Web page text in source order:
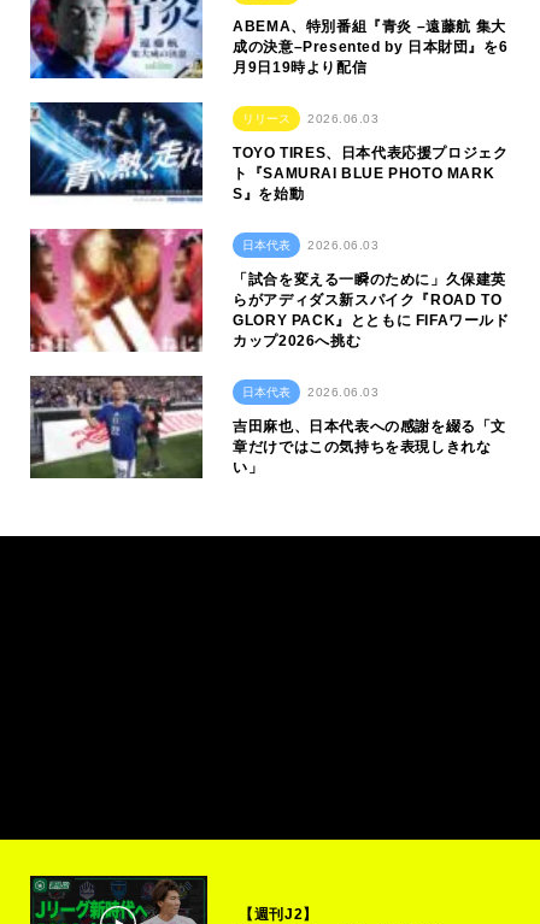
ABEMA、特別番組『青炎 –遠藤航 集大
成の決意–Presented by 日本財団』を6
月9日19時より配信
リリース 2026.06.03
TOYO TIRES、日本代表応援プロジェク
ト『SAMURAI BLUE PHOTO MARK
S』を始動
日本代表 2026.06.03
「試合を変える一瞬のために」久保建英
らがアディダス新スパイク『ROAD TO
GLORY PACK』とともに FIFAワールド
カップ2026へ挑む
日本代表 2026.06.03
吉田麻也、日本代表への感謝を綴る「文
章だけではこの気持ちを表現しきれな
い」
【週刊J2】